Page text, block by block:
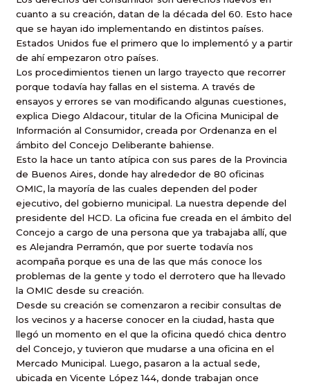
cuanto a su creación, datan de la década del 60. Esto hace
que se hayan ido implementando en distintos países.
Estados Unidos fue el primero que lo implementó y a partir
de ahí empezaron otro países.
Los procedimientos tienen un largo trayecto que recorrer
porque todavía hay fallas en el sistema. A través de
ensayos y errores se van modificando algunas cuestiones,
explica Diego Aldacour, titular de la Oficina Municipal de
Información al Consumidor, creada por Ordenanza en el
ámbito del Concejo Deliberante bahiense.
Esto la hace un tanto atípica con sus pares de la Provincia
de Buenos Aires, donde hay alrededor de 80 oficinas
OMIC, la mayoría de las cuales dependen del poder
ejecutivo, del gobierno municipal. La nuestra depende del
presidente del HCD. La oficina fue creada en el ámbito del
Concejo a cargo de una persona que ya trabajaba allí, que
es Alejandra Perramón, que por suerte todavía nos
acompaña porque es una de las que más conoce los
problemas de la gente y todo el derrotero que ha llevado
la OMIC desde su creación.
Desde su creación se comenzaron a recibir consultas de
los vecinos y a hacerse conocer en la ciudad, hasta que
llegó un momento en el que la oficina quedó chica dentro
del Concejo, y tuvieron que mudarse a una oficina en el
Mercado Municipal. Luego, pasaron a la actual sede,
ubicada en Vicente López 144, donde trabajan once